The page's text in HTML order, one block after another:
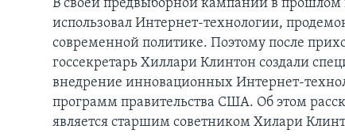
В своей предвыборной кампании в прошлом
использовал Интернет-технологии,
современной политике. Поэтому после
госсекретарь Хиллари Клинтон создали
внедрение инновационных Интернет-
программ правительства США. Об этом
является старшим советником Хилари